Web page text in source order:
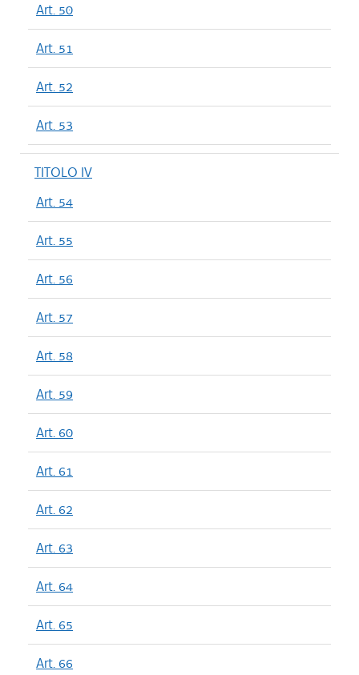
Art. 50
Art. 51
Art. 52
Art. 53
TITOLO IV
Art. 54
Art. 55
Art. 56
Art. 57
Art. 58
Art. 59
Art. 60
Art. 61
Art. 62
Art. 63
Art. 64
Art. 65
Art. 66